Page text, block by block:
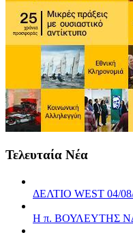
Τελευταία Νέα
ΔΕΛΤΙΟ WEST 04/
Η π. ΒΟΥΛΕΥΤΗΣ